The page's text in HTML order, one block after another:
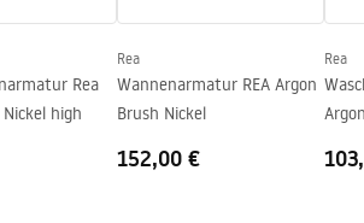
5 jahre
Rea
high
Rea
Wannenarmatur REA Argon
Brush Nickel
152,00 €
Rea